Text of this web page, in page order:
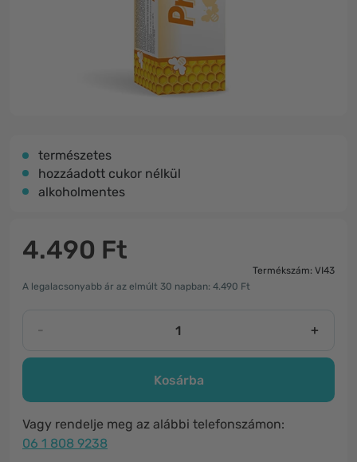
​természetes
hozzáadott cukor nélkül
alkoholmentes
4.490 Ft
Termékszám: VI43
A legalacsonyabb ár az elmúlt 30 napban: 4.490 Ft
- +
Kosárba
Vagy rendelje meg az alábbi telefonszámon:
06 1 808 9238